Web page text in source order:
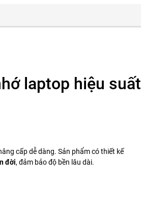
laptop hiệu suất
cấp dễ dàng. Sản phẩm có thiết kế
đời, đảm bảo độ bền lâu dài.